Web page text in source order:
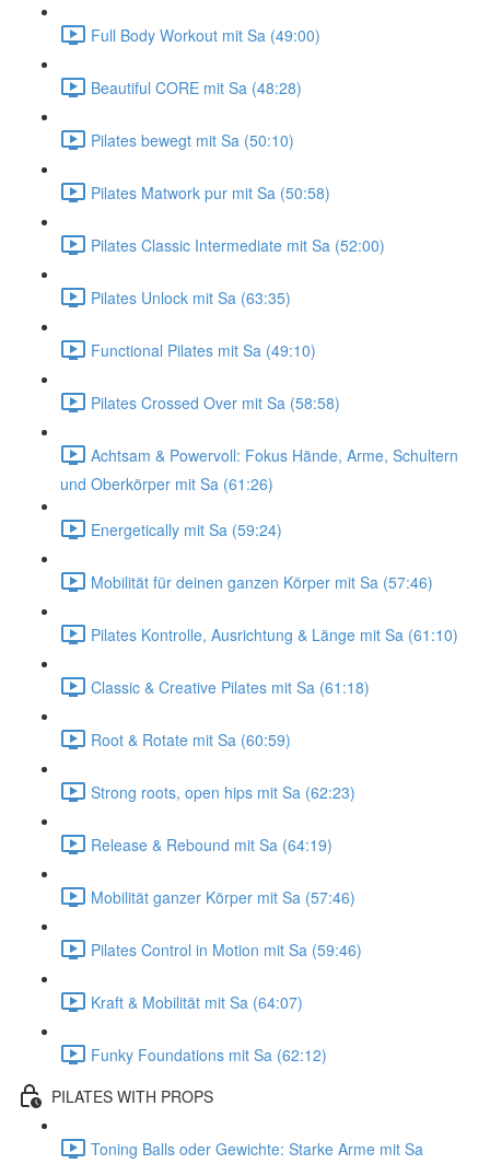
Full Body Workout mit Sa (49:00)
Beautiful CORE mit Sa (48:28)
Pilates bewegt mit Sa (50:10)
Pilates Matwork pur mit Sa (50:58)
Pilates Classic Intermediate mit Sa (52:00)
Pilates Unlock mit Sa (63:35)
Functional Pilates mit Sa (49:10)
Pilates Crossed Over mit Sa (58:58)
Achtsam & Powervoll: Fokus Hände, Arme, Schultern
und Oberkörper mit Sa (61:26)
Energetically mit Sa (59:24)
Mobilität für deinen ganzen Körper mit Sa (57:46)
Pilates Kontrolle, Ausrichtung & Länge mit Sa (61:10)
Classic & Creative Pilates mit Sa (61:18)
Root & Rotate mit Sa (60:59)
Strong roots, open hips mit Sa (62:23)
Release & Rebound mit Sa (64:19)
Mobilität ganzer Körper mit Sa (57:46)
Pilates Control in Motion mit Sa (59:46)
Kraft & Mobilität mit Sa (64:07)
Funky Foundations mit Sa (62:12)
PILATES WITH PROPS
Toning Balls oder Gewichte: Starke Arme mit Sa